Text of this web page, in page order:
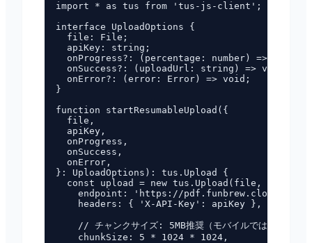
import * as tus from 'tus-js-client';
interface UploadOptions {
  file: File;
  apiKey: string;
  onProgress?: (percentage: number) => void;
  onSuccess?: (uploadUrl: string) => void;
  onError?: (error: Error) => void;
}
function startResumableUpload({
  file,
  apiKey,
  onProgress,
  onSuccess,
  onError,
}: UploadOptions): tus.Upload {
  const upload = new tus.Upload(file, {
endpoint: 'https://pdf.funbrew.cloud/api/
    headers: { 'X-API-Key': apiKey },
// チャンクサイズ: 5MB推奨（モバイルでは2MBが安定
    chunkSize: 5 * 1024 * 1024,